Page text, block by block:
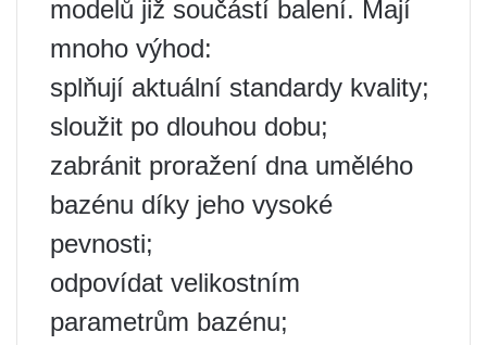
modelů již součástí balení. Mají
mnoho výhod:
splňují aktuální standardy kvality;
sloužit po dlouhou dobu;
zabránit proražení dna umělého
bazénu díky jeho vysoké
pevnosti;
odpovídat velikostním
parametrům bazénu;